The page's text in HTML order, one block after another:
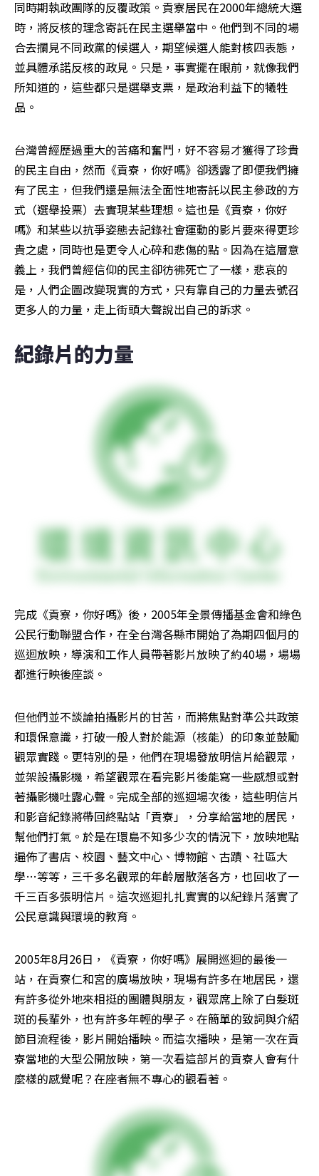
同時期執政團隊的反覆政策。貢寮居民在2000年總統大選
時，將反核的理念寄託在民主選舉當中。他們到不同的場
合去攔見不同政黨的候選人，期望候選人能對核四表態，
並具體承諾反核的政見。只是，事實擺在眼前，就像我們
所知道的，這些都只是選舉支票，是政治利益下的犧牲
品。
台灣曾經歷過重大的苦痛和奮鬥，好不容易才獲得了珍貴
的民主自由，然而《貢寮，你好嗎》卻透露了即便我們擁
有了民主，但我們還是無法全面性地寄託以民主參政的方
式（選舉投票）去實現某些理想。這也是《貢寮，你好
嗎》和某些以抗爭姿態去記錄社會運動的影片要來得更珍
貴之處，同時也是更令人心碎和悲傷的點。因為在這層意
義上，我們曾經信仰的民主卻彷彿死亡了一樣，悲哀的
是，人們企圖改變現實的方式，只有靠自己的力量去號召
更多人的力量，走上街頭大聲說出自己的訴求。
紀錄片的力量
完成《貢寮，你好嗎》後，2005年全景傳播基金會和綠色
公民行動聯盟合作，在全台灣各縣市開始了為期四個月的
巡迴放映，導演和工作人員帶著影片放映了約40場，場場
都進行映後座談。
但他們並不談論拍攝影片的甘苦，而將焦點對準公共政策
和環保意識，打破一般人對於能源（核能）的印象並鼓勵
觀眾實踐。更特別的是，他們在現場發放明信片給觀眾，
並架設攝影機，希望觀眾在看完影片後能寫一些感想或對
著攝影機吐露心聲。完成全部的巡迴場次後，這些明信片
和影音紀錄將帶回終點站「貢寮」，分享給當地的居民，
幫他們打氣。於是在環島不知多少次的情況下，放映地點
遍佈了書店、校園、藝文中心、博物館、古蹟、社區大
學…等等，三千多名觀眾的年齡層散落各方，也回收了一
千三百多張明信片。這次巡迴扎扎實實的以紀錄片落實了
公民意識與環境的教育。
2005年8月26日，《貢寮，你好嗎》展開巡迴的最後一
站，在貢寮仁和宮的廣場放映，現場有許多在地居民，還
有許多從外地來相挺的團體與朋友，觀眾席上除了白髮斑
斑的長輩外，也有許多年輕的學子。在簡單的致詞與介紹
節目流程後，影片開始播映。而這次播映，是第一次在貢
寮當地的大型公開放映，第一次看這部片的貢寮人會有什
麼樣的感覺呢？在座者無不專心的觀看著。